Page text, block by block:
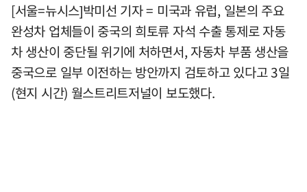
[서울=뉴시스]박미선 기자 = 미국과 유럽, 일본의 주요
완성차 업체들이 중국의 희토류 자석 수출 통제로 자동
차 생산이 중단될 위기에 처하면서, 자동차 부품 생산을
중국으로 일부 이전하는 방안까지 검토하고 있다고 3일
(현지 시간) 월스트리트저널이 보도했다.